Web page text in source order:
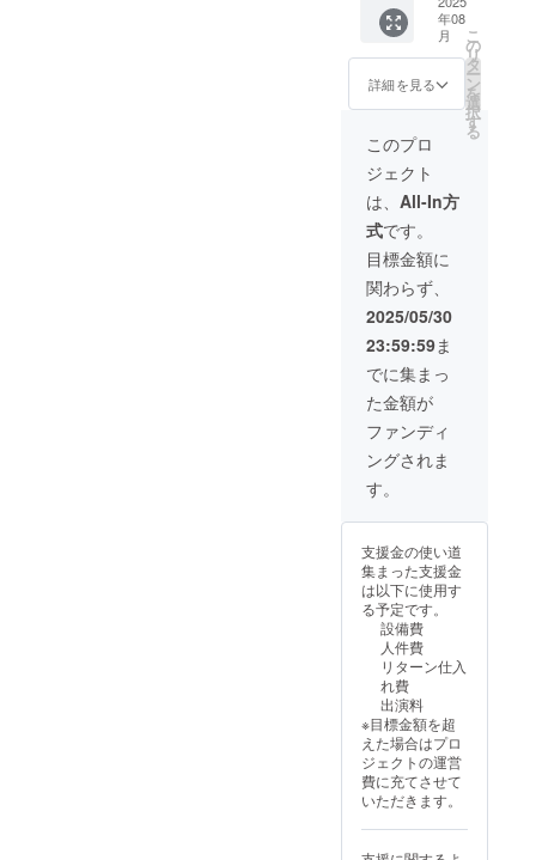
年08
月
詳細を見る
こ
の
リ
タ
ー
ン
を
選
択
す
る
このプロ
ジェクト
は、 All-In方
式です。
目標金額に
関わらず、
2025/05/30
23:59:59ま
でに集まっ
た金額が
ファンディ
ングされま
す。
支援金の使い道
集まった支援金
は以下に使用す
る予定です。
設備費
人件費
リターン仕入
れ費
出演料
※目標金額を超
えた場合はプロ
ジェクトの運営
費に充てさせて
いただきます。